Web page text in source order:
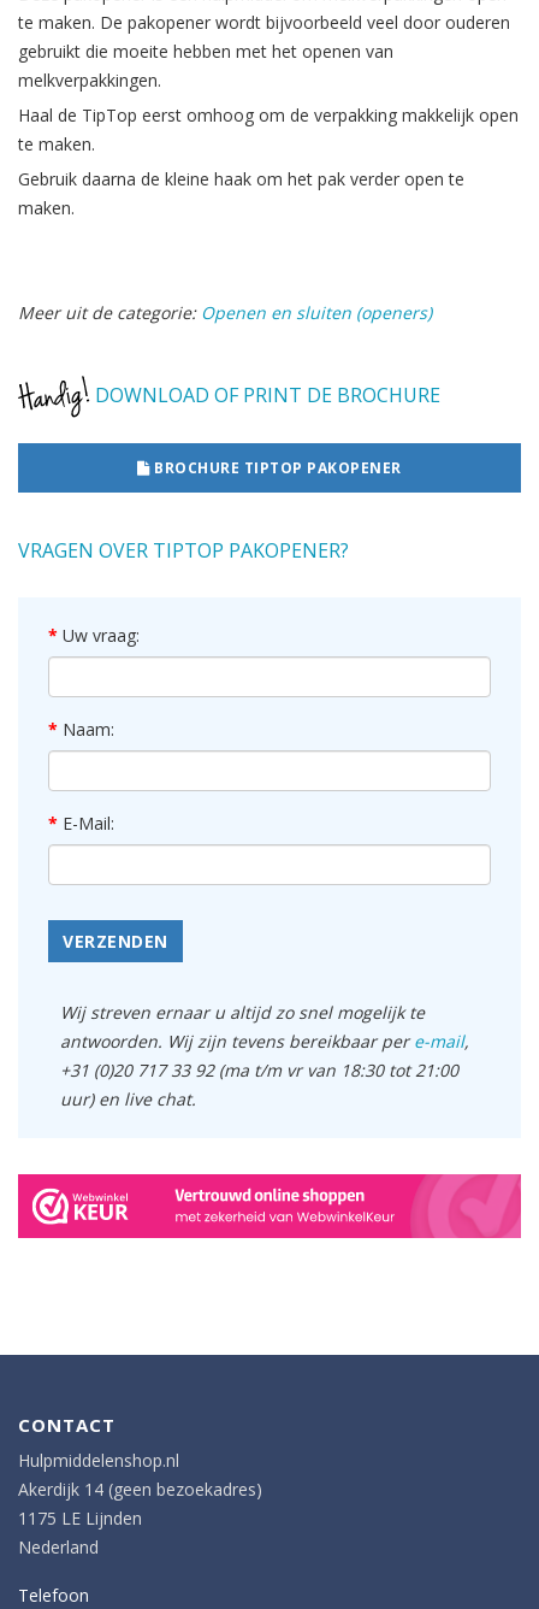
te maken. De pakopener wordt bijvoorbeeld veel door ouderen
gebruikt die moeite hebben met het openen van
melkverpakkingen.
Haal de TipTop eerst omhoog om de verpakking makkelijk open
te maken.
Gebruik daarna de kleine haak om het pak verder open te
maken.
Meer uit de categorie: Openen en sluiten (openers)
DOWNLOAD OF PRINT DE BROCHURE
BROCHURE TIPTOP PAKOPENER
VRAGEN OVER TIPTOP PAKOPENER?
Uw vraag:
Naam:
E-Mail:
VERZENDEN
Wij streven ernaar u altijd zo snel mogelijk te
antwoorden. Wij zijn tevens bereikbaar pere-mail,
+31 (0)20 717 33 92 (ma t/m vr van 18:30 tot 21:00
uur) en live chat.
CONTACT
Hulpmiddelenshop.nl
Akerdijk 14 (geen bezoekadres)
1175 LE Lijnden
Nederland
Telefoon